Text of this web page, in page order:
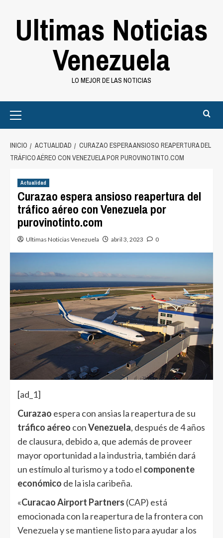
Ultimas Noticias
Venezuela
LO MEJOR DE LAS NOTICIAS
Menu
INICIO ACTUALIDAD
CURAZAO ESPERA ANSIOSO REAPERTURA DEL
TRÁFICO AÉREO CON VENEZUELA POR PUROVINOTINTO.COM
Actualidad
Curazao espera ansioso reapertura del
tráfico aéreo con Venezuela por
purovinotinto.com
Ultimas Noticias Venezuela abril 3, 2023 0
[ad_1]
Curazao espera con ansias la reapertura de su
tráfico aéreo conVenezuela, después de 4 años
de clausura, debido a, que además de proveer
mayor oportunidad a la industria, también dará
un estímulo al turismo y a todo el componente
económico de la isla caribeña.
«Curacao Airport Partners (CAP) está
emocionada con la reapertura de la frontera con
Venezuela y se mantiene listo para ayudar a los